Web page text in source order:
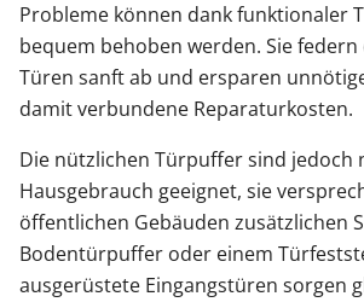
Probleme können dank funktionaler
bequem behoben werden. Sie
Türen sanft ab und ersparen
damit verbundene Reparaturkosten.
Die nützlichen Türpuffer sind jedoch
Hausgebrauch geeignet, sie
öffentlichen Gebäuden zusätzlichen
Bodentürpuffer oder einem
ausgerüstete Eingangstüren sorgen